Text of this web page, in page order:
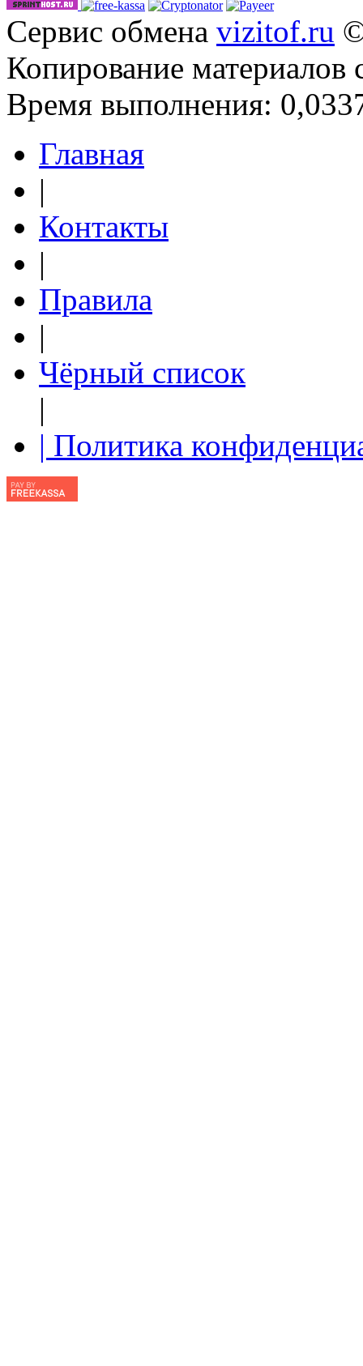
Сервис обмена vizitof.ru
Копирование материалов
Время выполнения:
Главная
|
Контакты
|
Правила
|
Чёрный список
|
| Политика